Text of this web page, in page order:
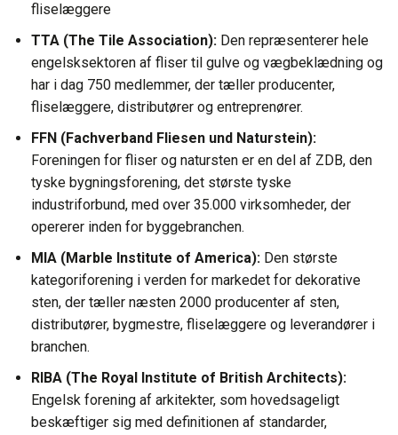
fliselæggere
TTA (The Tile Association): Den repræsenterer hele
engelsksektoren af ​​fliser til gulve og vægbeklædning og
har i dag 750 medlemmer, der tæller producenter,
fliselæggere, distributører og entreprenører.
FFN (Fachverband Fliesen und Naturstein):
Foreningen for fliser og natursten er en del af ZDB, den
tyske bygningsforening, det største tyske
industriforbund, med over 35.000 virksomheder, der
opererer inden for byggebranchen.
MIA (Marble Institute of America): Den største
kategoriforening i verden for markedet for dekorative
sten, der tæller næsten 2000 producenter af sten,
distributører, bygmestre, fliselæggere og leverandører i
branchen.
RIBA (The Royal Institute of British Architects):
Engelsk forening af arkitekter, som hovedsageligt
beskæftiger sig med definitionen af ​​standarder,